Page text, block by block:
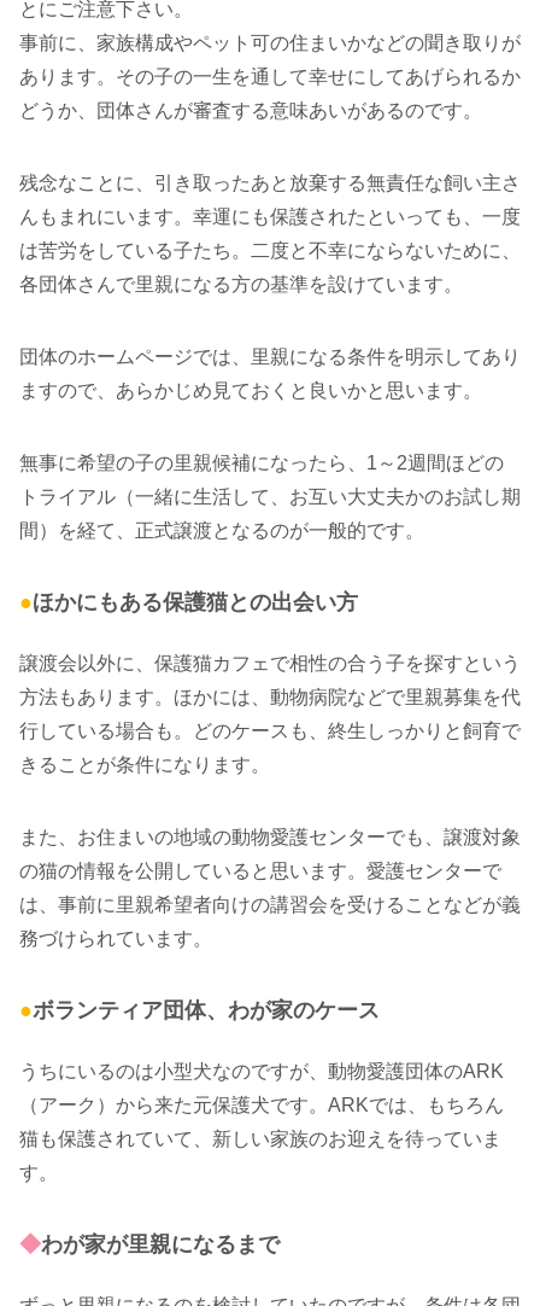
とにご注意下さい。
事前に、家族構成やペット可の住まいかなどの聞き取りが
あります。その子の一生を通して幸せにしてあげられるか
どうか、団体さんが審査する意味あいがあるのです。
残念なことに、引き取ったあと放棄する無責任な飼い主さ
んもまれにいます。幸運にも保護されたといっても、一度
は苦労をしている子たち。二度と不幸にならないために、
各団体さんで里親になる方の基準を設けています。
団体のホームページでは、里親になる条件を明示してあり
ますので、あらかじめ見ておくと良いかと思います。
無事に希望の子の里親候補になったら、1～2週間ほどの
トライアル（一緒に生活して、お互い大丈夫かのお試し期
間）を経て、正式譲渡となるのが一般的です。
●ほかにもある保護猫との出会い方
譲渡会以外に、保護猫カフェで相性の合う子を探すという
方法もあります。ほかには、動物病院などで里親募集を代
行している場合も。どのケースも、終生しっかりと飼育で
きることが条件になります。
また、お住まいの地域の動物愛護センターでも、譲渡対象
の猫の情報を公開していると思います。愛護センターで
は、事前に里親希望者向けの講習会を受けることなどが義
務づけられています。
●ボランティア団体、わが家のケース
うちにいるのは小型犬なのですが、動物愛護団体のARK
（アーク）から来た元保護犬です。ARKでは、もちろん
猫も保護されていて、新しい家族のお迎えを待っていま
す。
◆わが家が里親になるまで